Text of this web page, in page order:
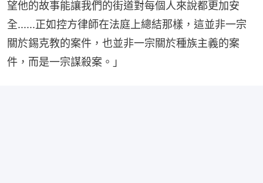
望他的故事能讓我們的街道對每個人來說都更加安
全......正如控方律師在法庭上總結那樣，這並非一宗
關於錫克教的案件，也並非一宗關於種族主義的案
件，而是一宗謀殺案。」